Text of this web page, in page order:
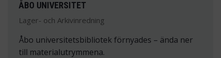
ÅBO UNIVERSITET
Lager- och Arkivinredning
Åbo universitetsbibliotek förnyades – ända ner
till materialutrymmena.